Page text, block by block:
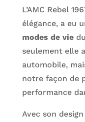
L’AMC Rebel
élégance, a eu
modes de viedu
seulement elle
automobile,
notre façon de
performance
Avec son